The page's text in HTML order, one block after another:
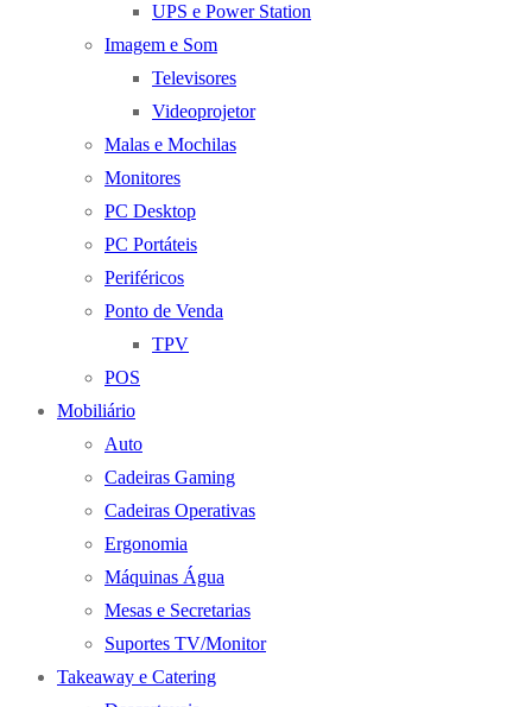
UPS e Power Station
Imagem e Som
Televisores
Videoprojetor
Malas e Mochilas
Monitores
PC Desktop
PC Portáteis
Periféricos
Ponto de Venda
TPV
POS
Mobiliário
Auto
Cadeiras Gaming
Cadeiras Operativas
Ergonomia
Máquinas Água
Mesas e Secretarias
Suportes TV/Monitor
Takeaway e Catering